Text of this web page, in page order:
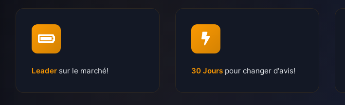
Leader sur le marché! 30 Jours pour changer d'avis!